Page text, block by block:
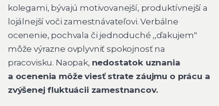
kolegami, bývajú motivovanejší, produktívnejší a
lojálnejší voči zamestnávateľovi. Verbálne
ocenenie, pochvala či jednoduché ,,ďakujem"
môže výrazne ovplyvniť spokojnosť na
pracovisku. Naopak, nedostatok uznania
a ocenenia môže viesť strate záujmu o prácu a
zvýšenej fluktuácii zamestnancov.